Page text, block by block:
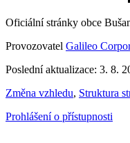
Oficiální stránky obce
Provozovatel Galileo
Poslední aktualizace: 3. 8.
Změna vzhledu, Struktura
Prohlášení o přístupnosti